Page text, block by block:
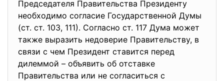
Председателя Правительства Президенту
необходимо согласие Государственной Думы
(ст. ст. 103, 111). Согласно ст. 117 Дума может
также выразить недоверие Правительству, в
связи с чем Президент ставится перед
дилеммой – объявить об отставке
Правительства или не согласиться с